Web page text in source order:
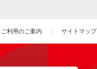
ご利用のご案内 サイトマップ